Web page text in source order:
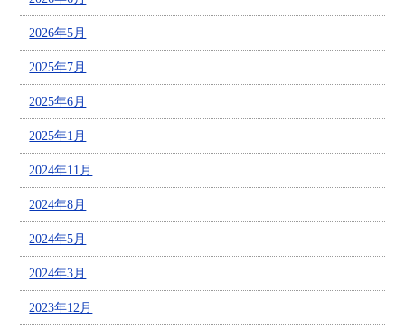
2026年5月
2025年7月
2025年6月
2025年1月
2024年11月
2024年8月
2024年5月
2024年3月
2023年12月